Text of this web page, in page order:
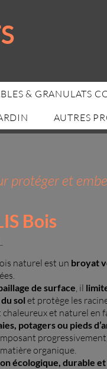
& GRANULATS
AUTRES
protéger et
Bois
naturel est un broyat
de surface, il
sol et protège les
chaleureux et naturel en
potagers ou pieds
organique.
écologique, durable